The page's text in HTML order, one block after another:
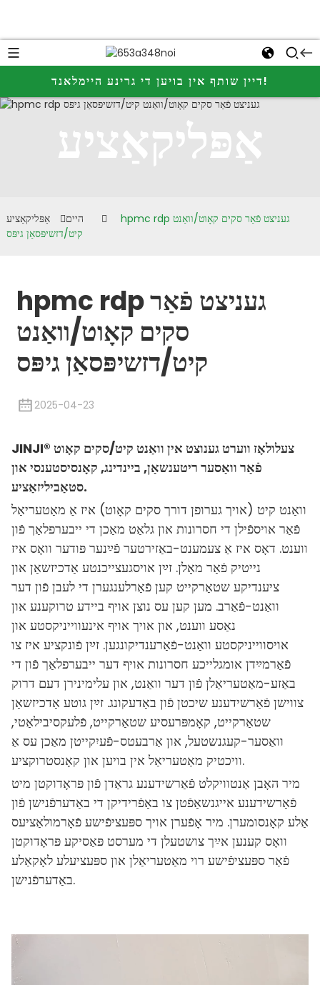
דיין שותף אין בויען די גרינע היימלאנד!
אַפּליקאַציע
היים אַפּליקאַציע
hpmc rdp געניצט פֿאַר סקים קאָוט/וואַנט
קיט/דזשיפּסאַן גיפּס
hpmc rdp געניצט פֿאַר
סקים קאָוט/וואַנט
קיט/דזשיפּסאַן גיפּס
2025-04-23
JINJI® צעלולאָז ווערט גענוצט אין וואַנט קיט/סקים קאָוט
פֿאַר וואַסער ריטענשאַן, ביינדינג, קאָנסיסטענסי און
סטאַביליזאַציע.
וואַנט קיט (אויך גערופן דורך סקים קאָוט) איז אַ מאַטעריאַל
פֿאַר אויספֿילן די חסרונות און גלאַט מאַכן די ייבערפלאַך פֿון
ווענט. דאָס איז אַ צעמענט-באַזירטער פֿײַנער פּודער וואָס איז
נייטיק פֿאַר מאָלן. זײַן אויסגעצייכנטע אַדכיזשאַן און
ציענדיקע שטאַרקייט קען פֿאַרלענגערן די לעבן פֿון דער
וואַנט-פֿאַרב. מען קען עס נוצן אויף ביידע טרוקענע און
נאַסע ווענט, און אויך אויף אינעווייניקסטע און
אויסווייניקסטע וואַנט-פֿאַרענדיקונגען. זײַן פֿונקציע איז צו
פֿאַרמײַדן אומגלייכע חסרונות אויף דער ייבערפלאַך פֿון די
באַזע-מאַטעריאַלן פֿון דער וואַנט, און עלימינירן דעם דרוק
צווישן פֿאַרשידענע שיכטן פֿון באַדעקונג. זײַן גוטע אַדכיזשאַן
שטאַרקייט, קאָמפּרעסיע שטאַרקייט, פֿלעקסיבילאַטי,
וואַסער-קעגנשטעל, און אַרבעטס-פֿעיִקייטן מאַכן עס אַ
וויכטיק מאַטעריאַל אין בויען און קאָנסטרוקציע.
מיר האָבן אַנטוויקלט פֿאַרשידענע גראַדן פֿון פּראָדוקטן מיט
פֿאַרשידענע אייגנשאַפֿטן צו באַפֿרידיקן די באַדערפֿנישן פֿון
אַלע קאָנסומערן. מיר אָפֿערן אויך ספּעציפֿישע פֿאָרמולאַציעס
וואָס קענען אײַך צושטעלן די מערסט פּאַסיקע פּראָדוקטן
פֿאַר ספּעציפֿישע רוי מאַטעריאַלן און ספּעציעלע לאָקאַלע
באַדערפֿנישן.